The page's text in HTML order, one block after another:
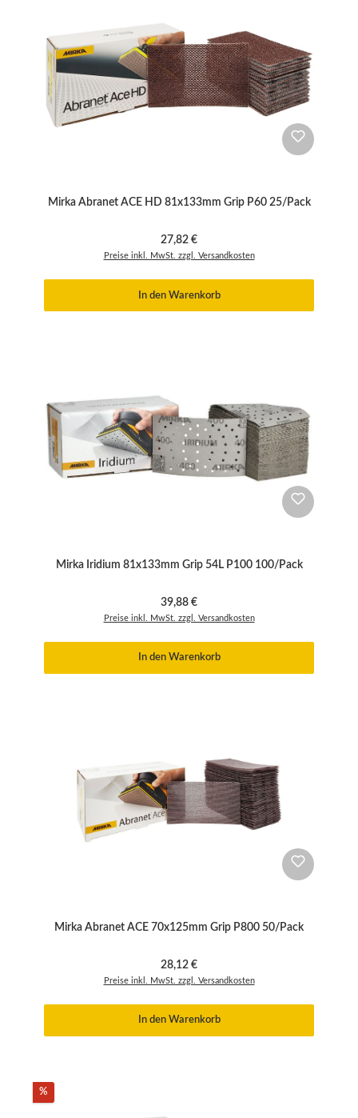
Mirka Abranet ACE HD 81x133mm Grip P60 25/Pack
Regulärer Preis:
27,82 €
Preise inkl. MwSt. zzgl. Versandkosten
In den Warenkorb
Mirka Iridium 81x133mm Grip 54L P100 100/Pack
Regulärer Preis:
39,88 €
Preise inkl. MwSt. zzgl. Versandkosten
In den Warenkorb
Mirka Abranet ACE 70x125mm Grip P800 50/Pack
Regulärer Preis:
28,12 €
Preise inkl. MwSt. zzgl. Versandkosten
In den Warenkorb
%